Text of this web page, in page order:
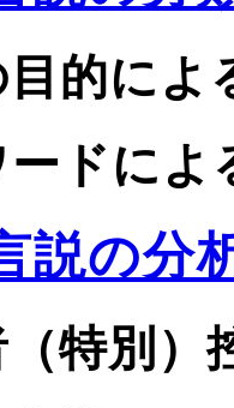
目的によ
ードによ
の分
（特別